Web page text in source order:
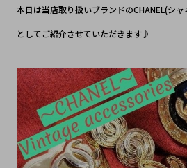
本日は当店取り扱いブランドのCHANEL(シ
としてご紹介させていただきます♪